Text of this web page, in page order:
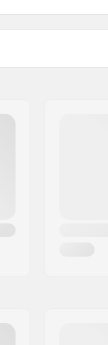
Left